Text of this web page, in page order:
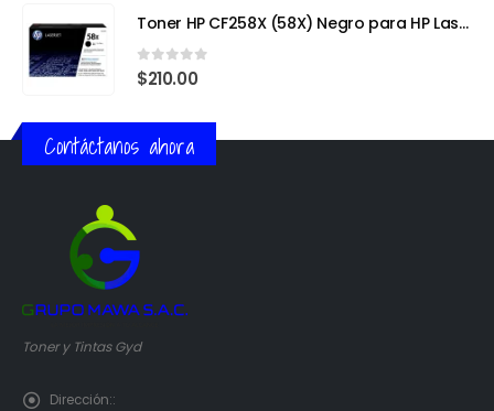
Toner HP CF258X (58X) Negro para HP LaserJet Pro
0out of 5
$210.00
Contáctanos ahora
Toner y Tintas Gyd
Dirección::